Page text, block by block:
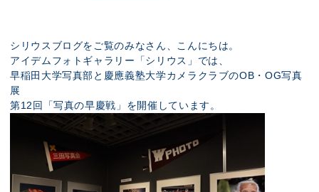
シリウスブログをご覧のみなさん、こんにちは。
アイデムフォトギャラリー「シリウス」では、
早稲田大学写真部と慶應義塾大学カメラクラブのOB・OG写真
展
第12回「写真の早慶戦」を開催しています。